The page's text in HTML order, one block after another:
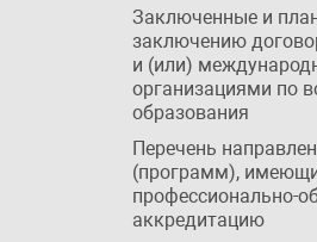
Заключенные и
заключению
и (или)
организациями по
образования
Перечень
(программ),
профессионально-
аккредитацию